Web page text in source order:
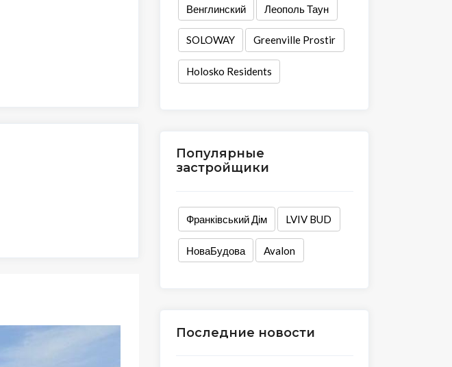
Венглинский Леополь Таун
SOLOWAY Greenville Prostir
Holosko Residents
Популярные
застройщики
Франківський Дім LVIV BUD
НоваБудова Avalon
Последние новости